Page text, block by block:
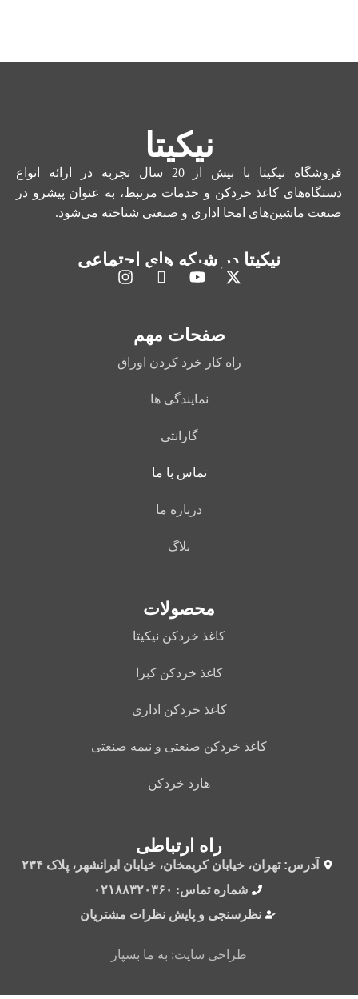
نیکیتا
فروشگاه نیکیتا با بیش از 20 سال تجربه در ارائه انواع
دستگاه‌های کاغذ خردکن و خدمات مرتبط، به عنوان پیشرو در
صنعت ماشین‌های امحا اداری و صنعتی شناخته می‌شود.
نیکیتا در شبکه های اجتماعی
صفحات مهم
راه کار خرد کردن اوراق
نمایندگی ها
گارانتی
تماس با ما
درباره ما
بلاگ
محصولات
کاغذ خردکن نیکیتا
کاغذ خردکن کبرا
کاغذ خردکن اداری
کاغذ خردکن صنعتی و نیمه صنعتی
هارد خردکن
راه ارتباطی
آدرس: تهران، خیابان کریمخان، خیابان ایرانشهر، پلاک ۲۳۴
شماره تماس: ۰۲۱۸۸۳۲۰۳۶۰
نظرسنجی و پایش نظرات مشتریان
طراحی سایت: به ما بسپار